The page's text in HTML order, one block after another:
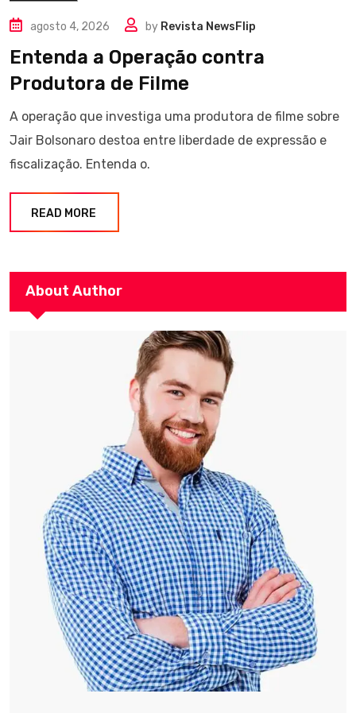
agosto 4, 2026 by Revista NewsFlip
Entenda a Operação contra
Produtora de Filme
A operação que investiga uma produtora de filme sobre
Jair Bolsonaro destoa entre liberdade de expressão e
fiscalização. Entenda o.
READ MORE
About Author